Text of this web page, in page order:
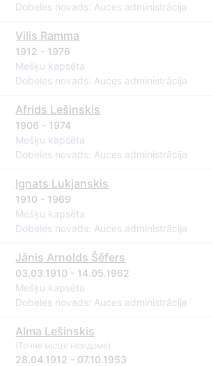
Dobeles novads: Auces administrācija
Vilis Ramma
1912 - 1976
Mešķu kapsēta
Dobeles novads: Auces administrācija
Afrids Lešinskis
1906 - 1974
Mešķu kapsēta
Dobeles novads: Auces administrācija
Ignats Lukjanskis
1910 - 1969
Mešķu kapsēta
Dobeles novads: Auces administrācija
Jānis Arnolds Šēfers
03.03.1910 - 14.05.1962
Mešķu kapsēta
Dobeles novads: Auces administrācija
Alma Lešinskis
(Точне місце невідоме)
28.04.1912 - 07.10.1953